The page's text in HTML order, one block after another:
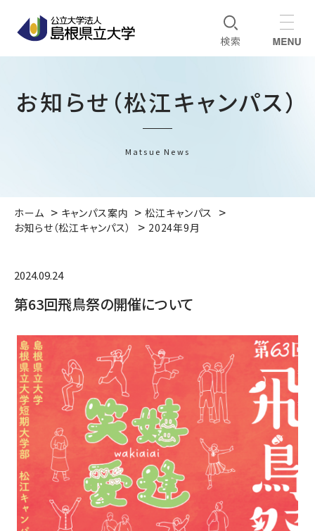
お知らせ（松江キャンパス）
Matsue News
ホーム キャンパス案内
松江キャンパス
お知らせ（松江キャンパス）
2024年9月
2024.09.24
第63回飛鳥祭の開催について